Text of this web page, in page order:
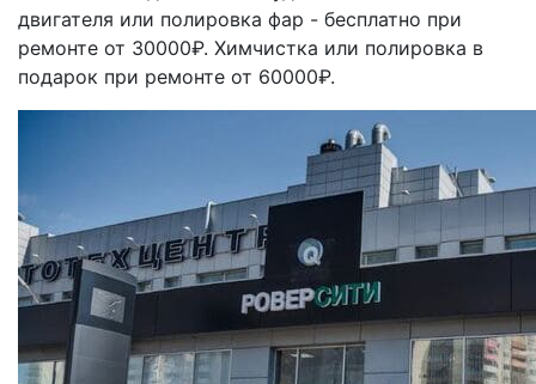
двигателя или полировка фар - бесплатно при
ремонте от 30000₽. Химчистка или полировка в
подарок при ремонте от 60000₽.